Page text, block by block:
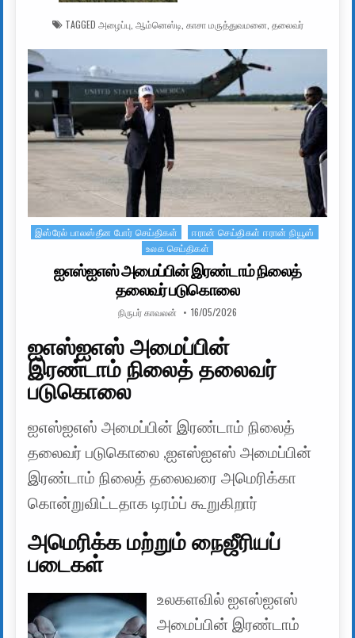
TAGGED அழைப்பு, ஆம்னெஸ்டி காசா மருத்துவமனை தலைவர்
Posted in
இஸ்ரேல் பாலஸ்தீன போர் செய்திகள்
ஈரான் செய்திகள் ஈரான் நியூஸ்
உலக செய்திகள்
ஐஎஸ்ஐஎஸ் அமைப்பின் இரண்டாம் நிலைத்
தலைவர் படுகொலை
AUTHOR:
நிருபர் காவலன் PUBLISHED DATE:
16/05/2026
ஐஎஸ்ஐஎஸ் அமைப்பின்
இரண்டாம் நிலைத் தலைவர்
படுகொலை
ஐஎஸ்ஐஎஸ் அமைப்பின் இரண்டாம் நிலைத்
தலைவர் படுகொலை ,ஐஎஸ்ஐஎஸ் அமைப்பின்
இரண்டாம் நிலைத் தலைவரை அமெரிக்கா
கொன்றுவிட்டதாக டிரம்ப் கூறுகிறார்
அமெரிக்க மற்றும் நைஜீரியப்
படைகள்
உலகளவில் ஐஎஸ்ஐஎஸ்
அமைப்பின் இரண்டாம்